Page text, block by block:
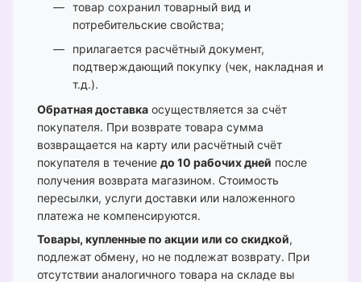
товар сохранил товарный вид и
потребительские свойства;
прилагается расчётный документ,
подтверждающий покупку (чек, накладная и
т.д.).
Обратная доставка осуществляется за счёт
покупателя. При возврате товара сумма
возвращается на карту или расчётный счёт
покупателя в течение до 10 рабочих дней после
получения возврата магазином. Стоимость
пересылки, услуги доставки или наложенного
платежа не компенсируются.
Товары, купленные по акции или со скидкой,
подлежат обмену, но не подлежат возврату. При
отсутствии аналогичного товара на складе вы